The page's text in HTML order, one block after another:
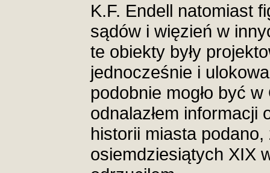
K.F. Endell natomiast
sądów i więzień w
te obiekty były
jednocześnie i
podobnie mogło być
odnalazłem informacji
historii miasta
osiemdziesiątych XIX